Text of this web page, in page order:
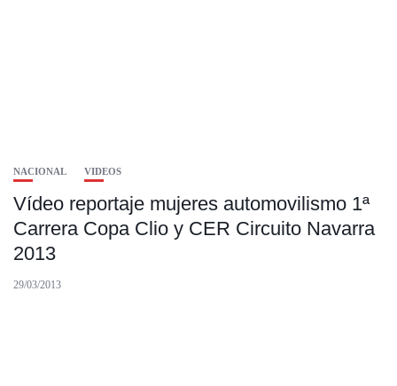
NACIONAL VIDEOS
Vídeo reportaje mujeres automovilismo 1ª
Carrera Copa Clio y CER Circuito Navarra
2013
29/03/2013